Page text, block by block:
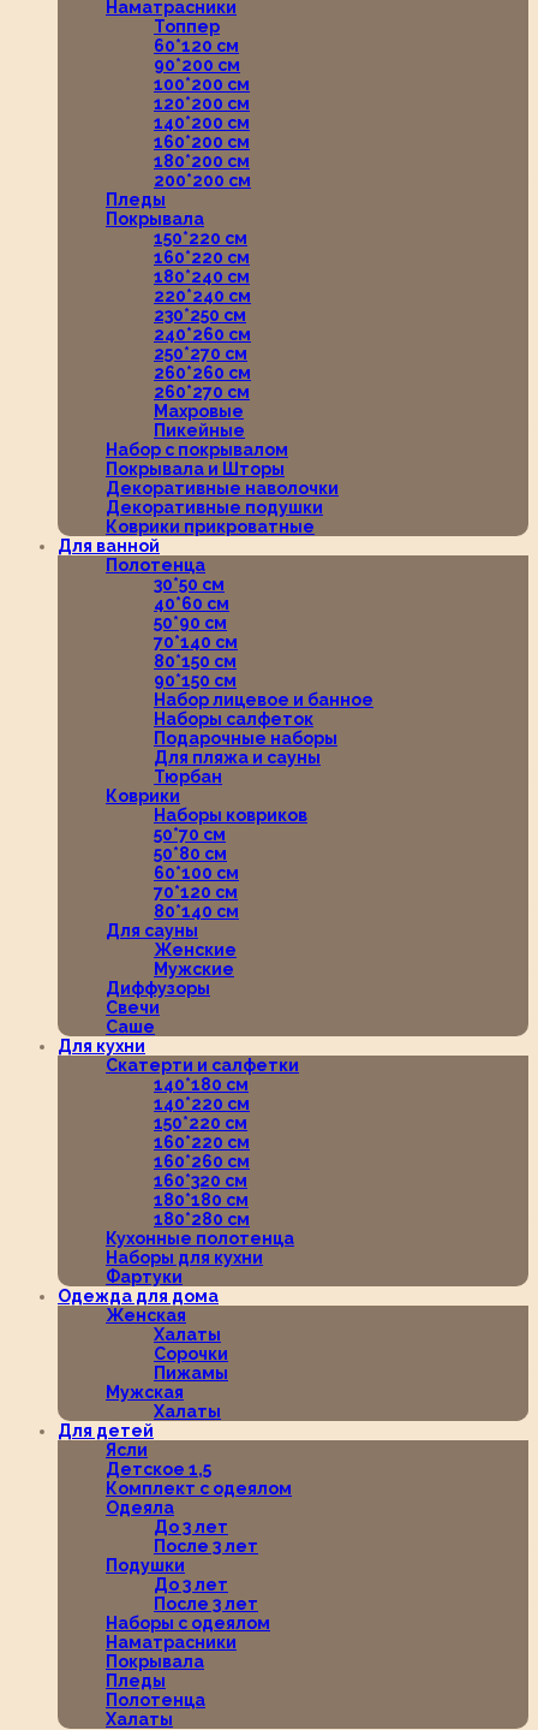
Наматрасники
Топпер
60*120 см
90*200 см
100*200 см
120*200 см
140*200 см
160*200 см
180*200 см
200*200 см
Пледы
Покрывала
150*220 см
160*220 см
180*240 см
220*240 см
230*250 см
240*260 см
250*270 см
260*260 см
260*270 см
Махровые
Пикейные
Набор с покрывалом
Покрывала и Шторы
Декоративные наволочки
Декоративные подушки
Коврики прикроватные
Для ванной
Полотенца
30*50 см
40*60 см
50*90 см
70*140 см
80*150 см
90*150 см
Набор лицевое и банное
Наборы салфеток
Подарочные наборы
Для пляжа и сауны
Тюрбан
Коврики
Наборы ковриков
50*70 см
50*80 см
60*100 см
70*120 см
80*140 см
Для сауны
Женские
Мужские
Диффузоры
Свечи
Саше
Для кухни
Скатерти и салфетки
140*180 см
140*220 см
150*220 см
160*220 см
160*260 см
160*320 см
180*180 см
180*280 см
Кухонные полотенца
Наборы для кухни
Фартуки
Одежда для дома
Женская
Халаты
Сорочки
Пижамы
Мужская
Халаты
Для детей
Ясли
Детское 1,5
Комплект с одеялом
Одеяла
До 3 лет
После 3 лет
Подушки
До 3 лет
После 3 лет
Наборы с одеялом
Наматрасники
Покрывала
Пледы
Полотенца
Халаты